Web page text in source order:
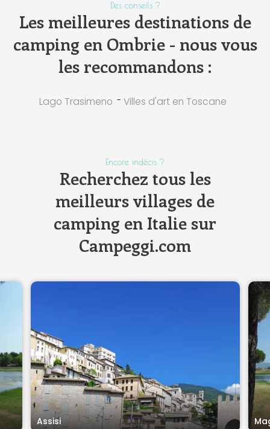
Des conseils ?
Les meilleures destinations de
camping en Ombrie - nous vous
les recommandons :
Lago Trasimeno - Villes d'art en Toscane
Encore indécis ?
Recherchez tous les
meilleurs villages de
camping en Italie sur
Campeggi.com
Assisi